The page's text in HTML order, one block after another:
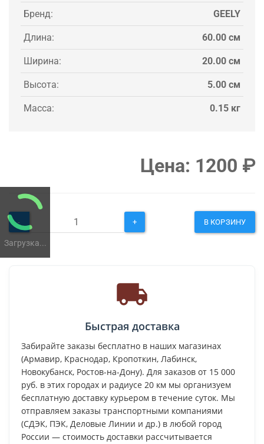
Загрузка...
Бренд: GEELY
Длина: 60.00 см
Ширина: 20.00 см
Высота: 5.00 см
Масса: 0.15 кг
Цена: 1200 ₽
- + В КОРЗИНУ
Быстрая доставка
Забирайте заказы бесплатно в наших магазинах
(Армавир, Краснодар, Кропоткин, Лабинск,
Новокубанск, Ростов-на-Дону). Для заказов от 15 000
руб. в этих городах и радиусе 20 км мы организуем
бесплатную доставку курьером в течение суток. Мы
отправляем заказы транспортными компаниями
(СДЭК, ПЭК, Деловые Линии и др.) в любой город
России — стоимость доставки рассчитывается